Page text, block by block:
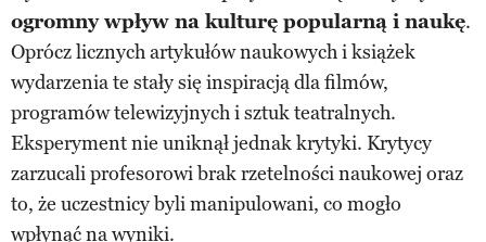
ogromny wpływ na kulturę popularną i naukę.
Oprócz licznych artykułów naukowych i książek
wydarzenia te stały się inspiracją dla filmów,
programów telewizyjnych i sztuk teatralnych.
Eksperyment nie uniknął jednak krytyki. Krytycy
zarzucali profesorowi brak rzetelności naukowej oraz
to, że uczestnicy byli manipulowani, co mogło
wpłynąć na wyniki.